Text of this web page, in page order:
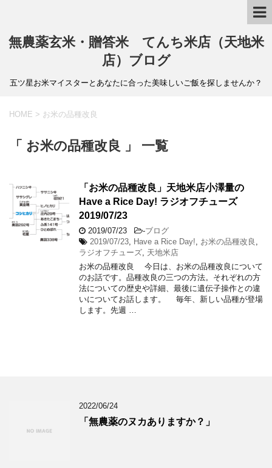
無農薬玄米・贈答米 てんち米店（天地米
店）ブログ
五ツ星お米マイスターとあなたに合った美味しいご飯を探しませんか？
HOME > お米の品種改良
「 お米の品種改良 」 一覧
「お米の品種改良」天地米店小澤量の
Have a Rice Day! ラジオフチューズ
2019/07/23
2019/07/23 -ブログ
2019/07/23 Have a Rice Day! お米の品種改良
ラジオフチューズ 天地米店
お米の品種改良 今日は、お米の品種改良について
のお話です。品種改良の三つの方法。それぞれの方
法についての歴史や詳細、最後に遺伝子操作との違
いについてお話します。 毎年、新しい品種が登場
します。先週 …
2022/06/24
「無農薬のヌカありますか？」